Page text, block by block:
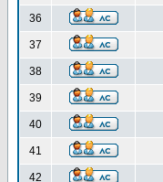
36
37
38
39
40
41
42